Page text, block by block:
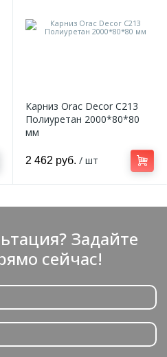
Карниз Orac Decor C213
Полиуретан 2000*80*80
мм
2 462 руб. / шт
Задайте
сейчас!